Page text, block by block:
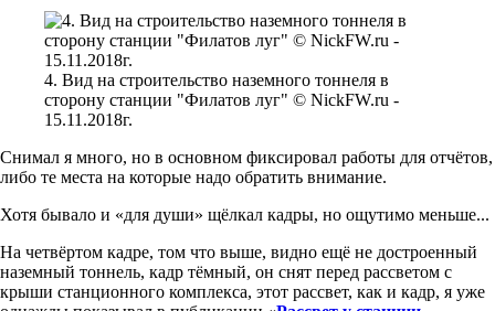
4. Вид на строительство наземного тоннеля в
сторону станции "Филатов луг" © NickFW.ru -
15.11.2018г.
Снимал я много, но в основном фиксировал работы для отчётов,
либо те места на которые надо обратить внимание.
Хотя бывало и «для души» щёлкал кадры, но ощутимо меньше...
На четвёртом кадре, том что выше, видно ещё не достроенный
наземный тоннель, кадр тёмный, он снят перед рассветом с
крыши станционного комплекса, этот рассвет, как и кадр, я уже